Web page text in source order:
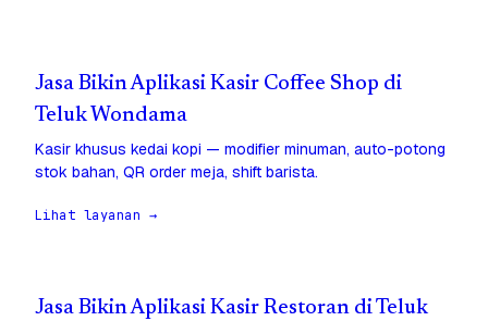
Jasa Bikin Aplikasi Kasir Coffee Shop di
Teluk Wondama
Kasir khusus kedai kopi — modifier minuman, auto-potong
stok bahan, QR order meja, shift barista.
Lihat layanan →
Jasa Bikin Aplikasi Kasir Restoran di Teluk